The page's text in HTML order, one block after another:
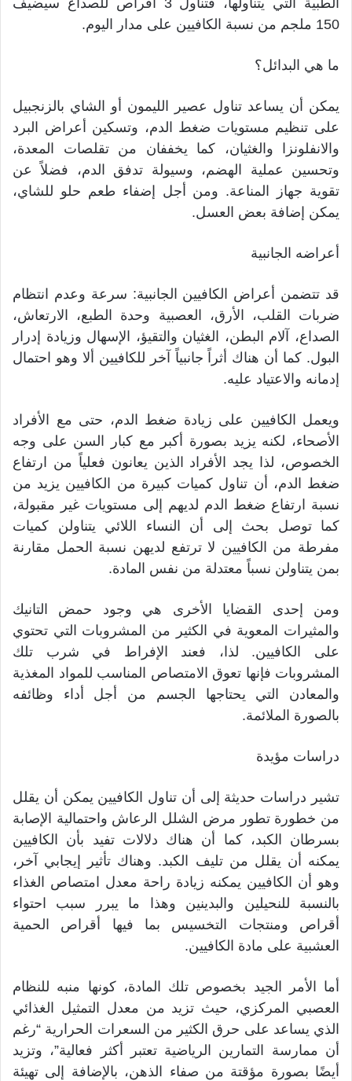
الطبية التي يتناولها، فتناول 3 أقراص للصداع سيضيف
150 ملجم من نسبة الكافيين على مدار اليوم.
ما هي البدائل؟
يمكن أن يساعد تناول عصير الليمون أو الشاي بالزنجبيل
على تنظيم مستويات ضغط الدم، وتسكين أعراض البرد
والانفلونزا والغثيان، كما يخففان من تقلصات المعدة،
وتحسين عملية الهضم، وسيولة تدفق الدم، فضلاً عن
تقوية جهاز المناعة. ومن أجل إضفاء طعم حلو للشاي،
يمكن إضافة بعض العسل.
أعراضه الجانبية
قد تتضمن أعراض الكافيين الجانبية: سرعة وعدم انتظام
ضربات القلب، الأرق، العصبية وحدة الطبع، الارتعاش،
الصداع، آلام البطن، الغثيان والتقيؤ، الإسهال وزيادة إدرار
البول. كما أن هناك أثراً جانبياً آخر للكافيين ألا وهو احتمال
إدمانه والاعتياد عليه.
ويعمل الكافيين على زيادة ضغط الدم، حتى مع الأفراد
الأصحاء، لكنه يزيد بصورة أكبر مع كبار السن على وجه
الخصوص، لذا يجد الأفراد الذين يعانون فعلياً من ارتفاع
ضغط الدم، أن تناول كميات كبيرة من الكافيين يزيد من
نسبة ارتفاع ضغط الدم لديهم إلى مستويات غير مقبولة،
كما توصل بحث إلى أن النساء اللائي يتناولن كميات
مفرطة من الكافيين لا ترتفع لديهن نسبة الحمل مقارنة
بمن يتناولن نسباً معتدلة من نفس المادة.
ومن إحدى القضايا الأخرى هي وجود حمض التانيك
والمثيرات المعوية في الكثير من المشروبات التي تحتوي
على الكافيين. لذا، فعند الإفراط في شرب تلك
المشروبات فإنها تعوق الامتصاص المناسب للمواد المغذية
والمعادن التي يحتاجها الجسم من أجل أداء وظائفه
بالصورة الملائمة.
دراسات مؤيدة
تشير دراسات حديثة إلى أن تناول الكافيين يمكن أن يقلل
من خطورة تطور مرض الشلل الرعاش واحتمالية الإصابة
بسرطان الكبد، كما أن هناك دلالات تفيد بأن الكافيين
يمكنه أن يقلل من تليف الكبد. وهناك تأثير إيجابي آخر،
وهو أن الكافيين يمكنه زيادة راحة معدل امتصاص الغذاء
بالنسبة للنحيلين والبدينين وهذا ما يبرر سبب احتواء
أقراص ومنتجات التخسيس بما فيها أقراص الحمية
العشبية على مادة الكافيين.
أما الأمر الجيد بخصوص تلك المادة، كونها منبه للنظام
العصبي المركزي، حيث تزيد من معدل التمثيل الغذائي
الذي يساعد على حرق الكثير من السعرات الحرارية “رغم
أن ممارسة التمارين الرياضية تعتبر أكثر فعالية”، وتزيد
أيضًا بصورة مؤقتة من صفاء الذهن، بالإضافة إلى تهيئة